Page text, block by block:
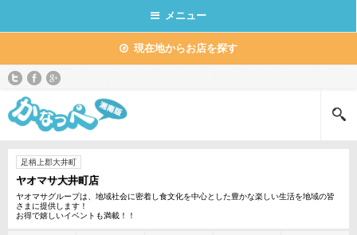
メニュー
現在地からお店を探す
足柄上郡大井町
ヤオマサ大井町店
ヤオマサグループは、地域社会に密着し食文化を中心とした豊かな楽しい生活を地域の皆
さまに提供します！
お得で嬉しいイベントも満載！！